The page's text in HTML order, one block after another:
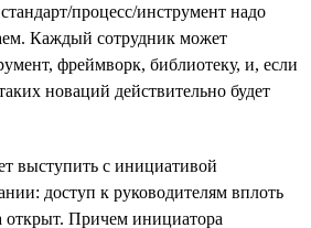
процесс/инструмент надо
Каждый сотрудник может
фреймворк, библиотеку, и, если
новаций действительно будет
выступить с инициативой
доступ к руководителям вплоть
открыт. Причем инициатора